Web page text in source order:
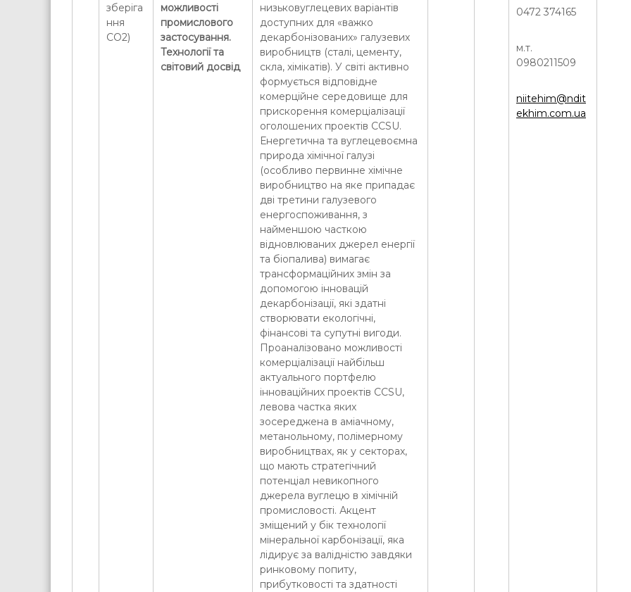
зберіга
ння
СО2)
можливості
промислового
застосування.
Технології та
світовий досвід
низьковуглецевих варіантів
доступних для «важко
декарбонізованих» галузевих
виробництв (сталі, цементу,
скла, хімікатів). У світі активно
формується відповідне
комерційне середовище для
прискорення комерціалізації
оголошених проектів CCSU.
Енергетична та вуглецевоємна
природа хімічної галузі
(особливо первинне хімічне
виробництво на яке припадає
дві третини галузевого
енергоспоживання, з
найменшою часткою
відновлюваних джерел енергії
та біопалива) вимагає
трансформаційних змін за
допомогою інновацій
декарбонізації, які здатні
створювати екологічні,
фінансові та супутні вигоди.
Проаналізовано можливості
комерціалізації найбільш
актуального портфелю
інноваційних проектів CCSU,
левова частка яких
зосереджена в аміачному,
метанольному, полімерному
виробництвах, як у секторах,
що мають стратегічний
потенціал невикопного
джерела вуглецю в хімічній
промисловості. Акцент
зміщений у бік технології
мінеральної карбонізації, яка
лідирує за валідністю завдяки
ринковому попиту,
прибутковості та здатності
0472 374165
м.т.
0980211509
niitehim@ndit
ekhim.com.ua